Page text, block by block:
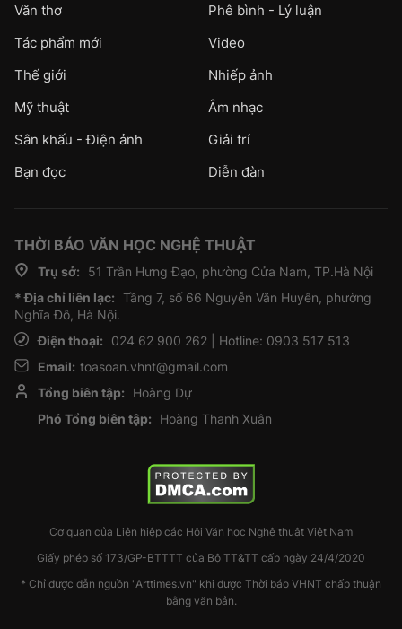
Văn thơ
Phê bình - Lý luận
Tác phẩm mới
Video
Thế giới
Nhiếp ảnh
Mỹ thuật
Âm nhạc
Sân khấu - Điện ảnh
Giải trí
Bạn đọc
Diễn đàn
THỜI BÁO VĂN HỌC NGHỆ THUẬT
Trụ sở:
51 Trần Hưng Đạo, phường Cửa Nam, TP.Hà Nội
* Địa chỉ liên lạc: Tầng 7, số 66 Nguyễn Văn Huyên, phường
Nghĩa Đô, Hà Nội.
Điện thoại:
024 62 900 262 | Hotline: 0903 517 513
Email: toasoan.vhnt@gmail.com
Tổng biên tập:
Hoàng Dự
Phó Tổng biên tập:
Hoàng Thanh Xuân
Cơ quan của Liên hiệp các Hội Văn học Nghệ thuật Việt Nam
Giấy phép số 173/GP-BTTTT của Bộ TT&TT cấp ngày 24/4/2020
* Chỉ được dẫn nguồn "Arttimes.vn" khi được Thời báo VHNT chấp thuận
bằng văn bản.